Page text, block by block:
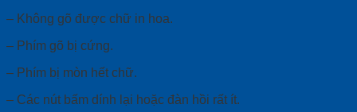
– Không gõ được chữ in hoa.
– Phím gõ bị cứng.
– Phím bị mòn hết chữ.
– Các nút bấm dính lại hoặc đàn hồi rất ít.